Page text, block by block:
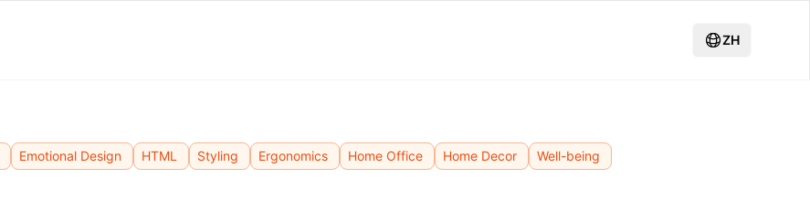
ZH
Emotional Design HTML Styling Ergonomics Home Office Home Decor Well-being